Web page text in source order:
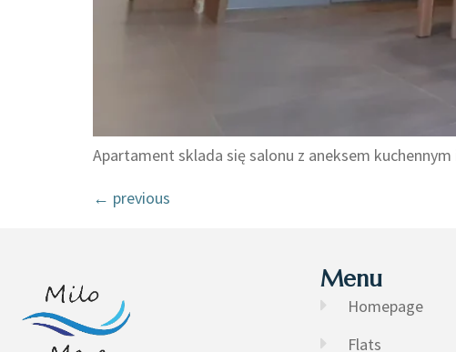
Apartament sklada się salonu z aneksem
← previous
Menu
Homepage
Flats